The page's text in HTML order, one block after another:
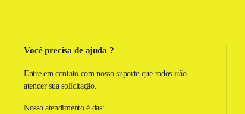
Você precisa de ajuda ?
Entre em contato com nosso suporte que todos irão
atender sua solicitação.
Nosso atendimento é das: